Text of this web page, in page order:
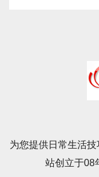
为您提供日常生活
站创立于08